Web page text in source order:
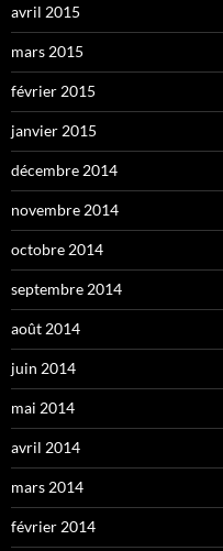
avril 2015
mars 2015
février 2015
janvier 2015
décembre 2014
novembre 2014
octobre 2014
septembre 2014
août 2014
juin 2014
mai 2014
avril 2014
mars 2014
février 2014